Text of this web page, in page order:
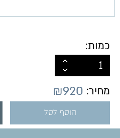
כמות:
מחיר: ₪920
הוסף לסל